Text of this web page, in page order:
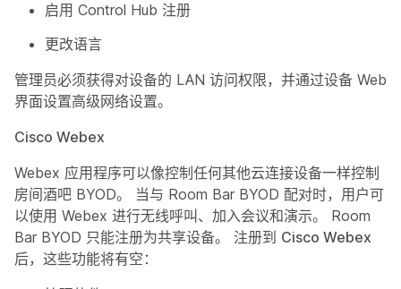
启用 Control Hub 注册
更改语言
管理员必须获得对设备的 LAN 访问权限，并通过设备 Web
界面设置高级网络设置。
Cisco Webex
Webex 应用程序可以像控制任何其他云连接设备一样控制
房间酒吧 BYOD。 当与 Room Bar BYOD 配对时，用户可
以使用 Webex 进行无线呼叫、加入会议和演示。 Room
Bar BYOD 只能注册为共享设备。 注册到 Cisco Webex
后，这些功能将有空：